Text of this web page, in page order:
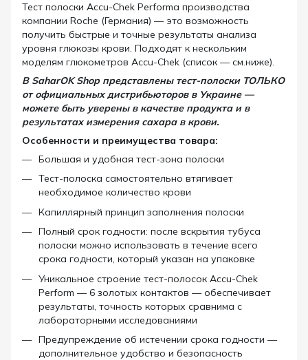
Тест полоски Accu-Chek Performa производства
компании Roche (Германия) — это возможность
получить быстрые и точные результаты анализа
уровня глюкозы крови. Подходят к нескольким
моделям глюкометров Accu-Chek (список — см.ниже).
В SaharOK Shop представлены тест-полоски ТОЛЬКО
от официальных дистрибьюторов в Украине —
можете быть уверены в качестве продукта и в
результатах измерения сахара в крови.
Особенности и преимущества товара:
Большая и удобная тест-зона полоски
Тест-полоска самостоятельно втягивает
необходимое количество крови
Капиллярный принцип заполнения полоски
Полный срок годности: после вскрытия тубуса
полоски можно использовать в течение всего
срока годности, который указан на упаковке
Уникальное строение тест-полосок Accu-Chek
Perform — 6 золотых контактов — обеспечивает
результаты, точность которых сравнима с
лабораторными исследованиями
Предупреждение об истечении срока годности —
дополнительное удобство и безопасность